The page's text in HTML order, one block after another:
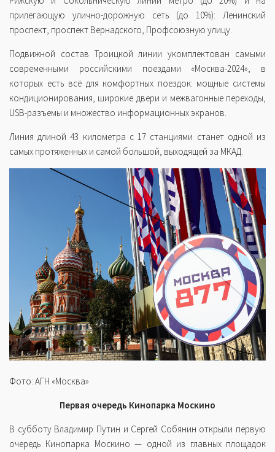
прилегающую улично-дорожную сеть (до 10%): Ленинский
проспект, проспект Вернадского, Профсоюзную улицу.
Подвижной состав Троицкой линии укомплектован самыми
современными российскими поездами «Москва-2024», в
которых есть всё для комфортных поездок: мощные системы
кондиционирования, широкие двери и межвагонные переходы,
USB-разъемы и множество информационных экранов.
Линия длиной 43 километра с 17 станциями станет одной из
самых протяженных и самой большой, выходящей за МКАД.
Фото: АГН «Москва»
Первая очередь Кинопарка Москино
В субботу Владимир Путин и Сергей Собянин открыли первую
очередь Кинопарка Москино — одной из главных площадок